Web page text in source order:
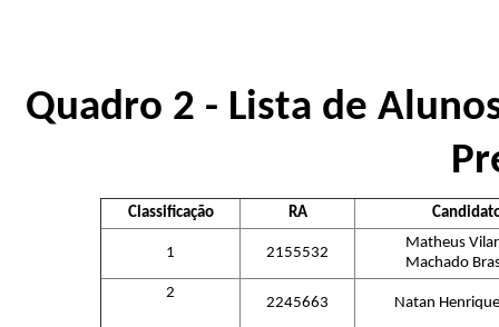
Quadro 2 - Lista de
Classificação RA
1 2155532
Matheus
Machado
2
2245663 Natan